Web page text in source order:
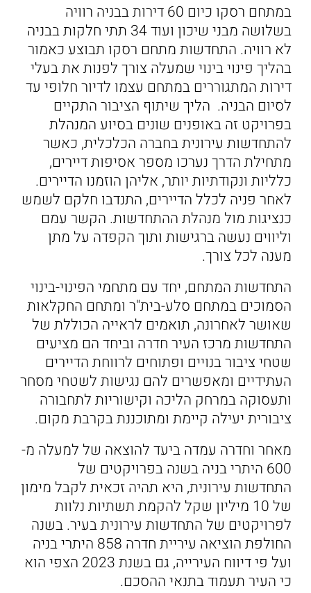
במתחם רסקו כיום 60 דירות בבניה רוויה
בשלושה מבני שיכון ועוד 34 תתי חלקות בבניה
לא רוויה. התחדשות מתחם רסקו תבוצע כאמור
בהליך פינוי בינוי שמעלה צורך לפנות את בעלי
דירות המתגוררים במתחם עצמו לדיור חלופי עד
לסיום הבניה. הליך שיתוף הציבור התקיים
בפרויקט זה באופנים שונים בסיוע המנהלת
להתחדשות עירונית בחברה הכלכלית, כאשר
מתחילת הדרך נערכו מספר אסיפות דיירים,
כלליות ונקודתיות יותר, אליהן הוזמנו הדיירים.
לאחר פניה לכלל הדיירים, התנדבו חלקם לשמש
כנציגות מול מנהלת ההתחדשות. הקשר עמם
וליווים נעשה ברגישות ותוך הקפדה על מתן
מענה לכל צורך.
התחדשות המתחם, יחד עם מתחמי הפינוי-בינוי
הסמוכים במתחם סלע-בית"ר ומתחם החקלאות
שאושר לאחרונה, תואמים לראייה הכוללת של
התחדשות מרכז העיר חדרה וביחד הם מציעים
שטחי ציבור בנויים ופתוחים לרווחת הדיירים
העתידיים ומאפשרים להם נגישות לשטחי מסחר
ותעסוקה במרחק הליכה וקישוריות לתחבורה
ציבורית יעילה קיימת ומתוכננת בקרבת מקום.
מאחר וחדרה עמדה ביעד להוצאה של למעלה מ-
600 היתרי בניה בשנה בפרויקטים של
התחדשות עירונית, היא תהיה זכאית לקבל מימון
של 10 מיליון שקל להקמת תשתיות נלוות
לפרויקטים של התחדשות עירונית בעיר. בשנה
החולפת הוציאה עיריית חדרה 858 היתרי בניה
ועל פי דיווח העירייה, גם בשנת 2023 הצפי הוא
כי העיר תעמוד בתנאי ההסכם.